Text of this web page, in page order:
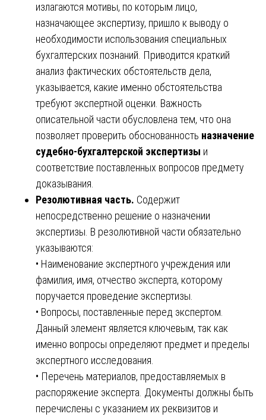
излагаются мотивы, по которым лицо,
назначающее экспертизу, пришло к выводу о
необходимости использования специальных
бухгалтерских познаний. Приводится краткий
анализ фактических обстоятельств дела,
указывается, какие именно обстоятельства
требуют экспертной оценки. Важность
описательной части обусловлена тем, что она
позволяет проверить обоснованность назначение
судебно-бухгалтерской экспертизы и
соответствие поставленных вопросов предмету
доказывания.
Резолютивная часть. Содержит
непосредственно решение о назначении
экспертизы. В резолютивной части обязательно
указываются:
• Наименование экспертного учреждения или
фамилия, имя, отчество эксперта, которому
поручается проведение экспертизы.
• Вопросы, поставленные перед экспертом.
Данный элемент является ключевым, так как
именно вопросы определяют предмет и пределы
экспертного исследования.
• Перечень материалов, предоставляемых в
распоряжение эксперта. Документы должны быть
перечислены с указанием их реквизитов и